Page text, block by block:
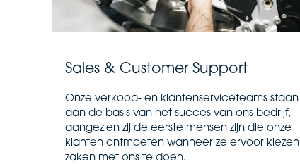
Sales & Customer Support
Onze verkoop- en klantenserviceteams staan
aan de basis van het succes van ons bedrijf,
aangezien zij de eerste mensen zijn die onze
klanten ontmoeten wanneer ze ervoor kiezen
zaken met ons te doen.